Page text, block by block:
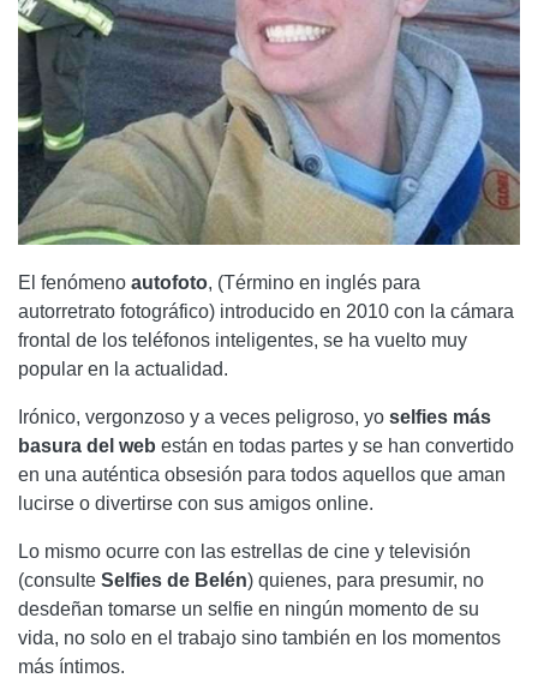
El fenómeno autofoto, (Término en inglés para
autorretrato fotográfico) introducido en 2010 con la cámara
frontal de los teléfonos inteligentes, se ha vuelto muy
popular en la actualidad.
Irónico, vergonzoso y a veces peligroso, yo selfies más
basura del web están en todas partes y se han convertido
en una auténtica obsesión para todos aquellos que aman
lucirse o divertirse con sus amigos online.
Lo mismo ocurre con las estrellas de cine y televisión
(consulte Selfies de Belén) quienes, para presumir, no
desdeñan tomarse un selfie en ningún momento de su
vida, no solo en el trabajo sino también en los momentos
más íntimos.